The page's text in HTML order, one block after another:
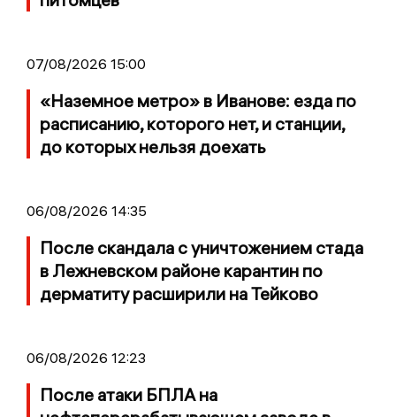
07/08/2026 15:00
«Наземное метро» в Иванове: езда по
расписанию, которого нет, и станции,
до которых нельзя доехать
06/08/2026 14:35
После скандала с уничтожением стада
в Лежневском районе карантин по
дерматиту расширили на Тейково
06/08/2026 12:23
После атаки БПЛА на